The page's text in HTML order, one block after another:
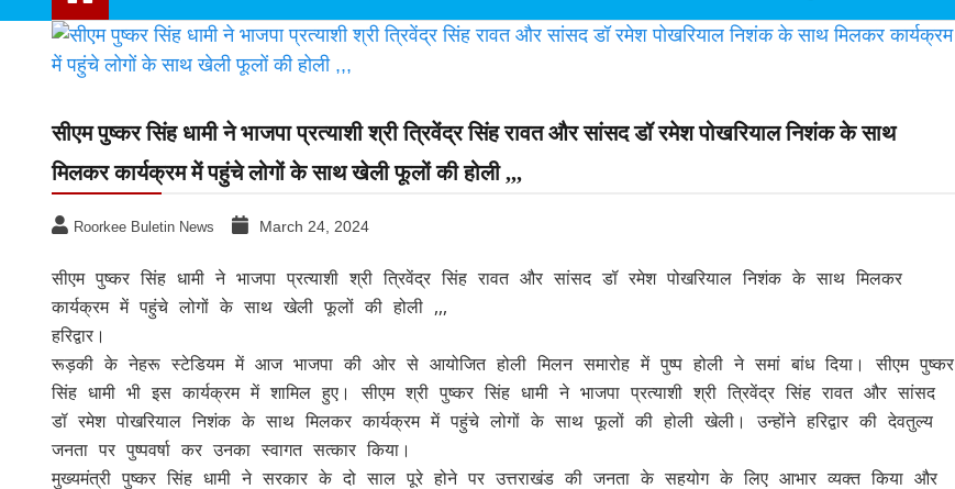
News
सीएम पुष्कर सिंह धामी ने भाजपा प्रत्याशी श्री त्रिवेंद्र सिंह रावत और सांसद डॉ रमेश पोखरियाल निशंक के साथ
मिलकर कार्यक्रम में पहुंचे लोगों के साथ खेली फूलों की होली ,,,
Roorkee Buletin News March 24, 2024
सीएम पुष्कर सिंह धामी ने भाजपा प्रत्याशी श्री त्रिवेंद्र सिंह रावत और सांसद डॉ रमेश पोखरियाल निशंक के साथ मिलकर
कार्यक्रम में पहुंचे लोगों के साथ खेली फूलों की होली ,,,
हरिद्वार।
रूड़की के नेहरू स्टेडियम में आज भाजपा की ओर से आयोजित होली मिलन समारोह में पुष्प होली ने समां बांध दिया। सीएम पुष्कर
सिंह धामी भी इस कार्यक्रम में शामिल हुए। सीएम श्री पुष्कर सिंह धामी ने भाजपा प्रत्याशी श्री त्रिवेंद्र सिंह रावत और सांसद
डॉ रमेश पोखरियाल निशंक के साथ मिलकर कार्यक्रम में पहुंचे लोगों के साथ फूलों की होली खेली। उन्होंने हरिद्वार की देवतुल्य
जनता पर पुष्पवर्षा कर उनका स्वागत सत्कार किया।
मुख्यमंत्री पुष्कर सिंह धामी ने सरकार के दो साल पूरे होने पर उत्तराखंड की जनता के सहयोग के लिए आभार व्यक्त किया और